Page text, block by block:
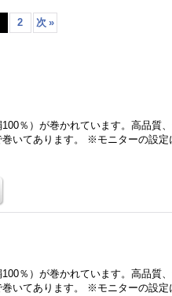
2 次 »
％）が巻かれています。高品質
いてあります。 ※モニターの設定
％）が巻かれています。高品質
いてあります。 ※モニターの設定